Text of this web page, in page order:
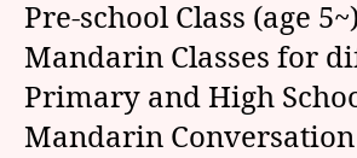
Pre-school Class (age 5~)
Mandarin Classes for
Primary and High
Mandarin Conversation